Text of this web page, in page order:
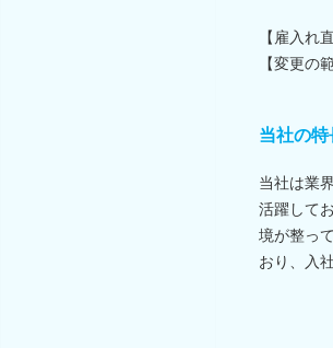
【雇入れ
【変更の
当社の特
当社は業
活躍して
境が整っ
おり、入